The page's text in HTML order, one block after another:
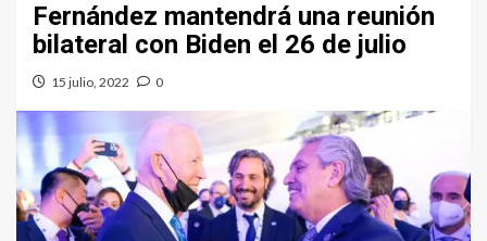
Fernández mantendrá una reunión
bilateral con Biden el 26 de julio
15 julio, 2022 0